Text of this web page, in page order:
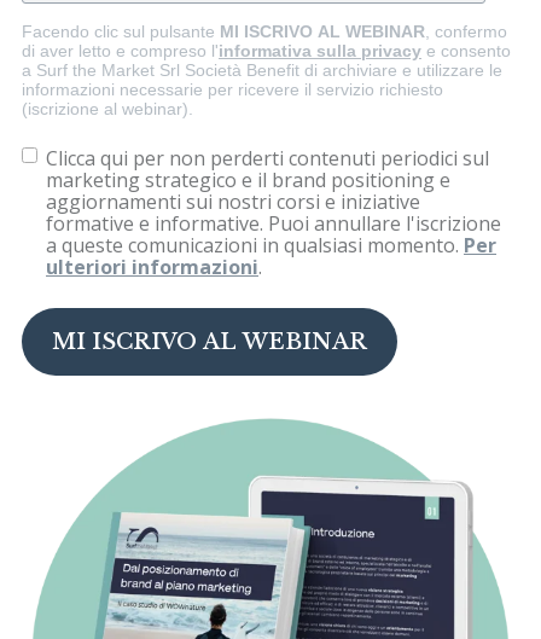
Facendo clic sul pulsante MI ISCRIVO AL WEBINAR , confermo
di aver letto e compreso l'informativa sulla privacy e consento
a Surf the Market Srl Società Benefit di archiviare e utilizzare le
informazioni necessarie per ricevere il servizio richiesto
(iscrizione al webinar).
Clicca qui per non perderti contenuti periodici sul
marketing strategico e il brand positioning e
aggiornamenti sui nostri corsi e iniziative
formative e informative. Puoi annullare l'iscrizione
a queste comunicazioni in qualsiasi momento. Per
ulteriori informazioni.